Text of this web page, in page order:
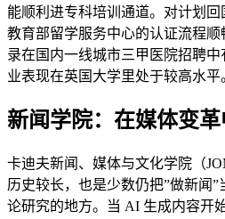
能顺利进专科培训通道。对计划
教育部留学服务中心的认证流程
录在国内一线城市三甲医院招聘
业表现在英国大学里处于较高水平
新闻学院：在媒体变
卡迪夫新闻、媒体与文化学院（
历史较长，也是少数仍把”做新闻
论研究的地方。当 AI 生成内容开